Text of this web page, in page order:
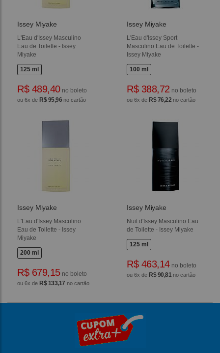
Issey Miyake
L'Eau d'Issey Masculino
Eau de Toilette - Issey
Miyake
125 ml
R$ 489,40no boleto
ou 6x de R$ 95,96 no cartão
Issey Miyake
L'Eau d'Issey Sport
Masculino Eau de Toilette -
Issey Miyake
100 ml
R$ 388,72 no boleto
ou 6x de R$ 76,22 no cartão
Issey Miyake
L'Eau d'Issey Masculino
Eau de Toilette - Issey
Miyake
200 ml
R$ 679,15no boleto
ou 6x de R$ 133,17 no cartão
Issey Miyake
Nuit d'Issey Masculino Eau
de Toilette - Issey Miyake
125 ml
R$ 463,14no boleto
ou 6x de R$ 90,81 no cartão